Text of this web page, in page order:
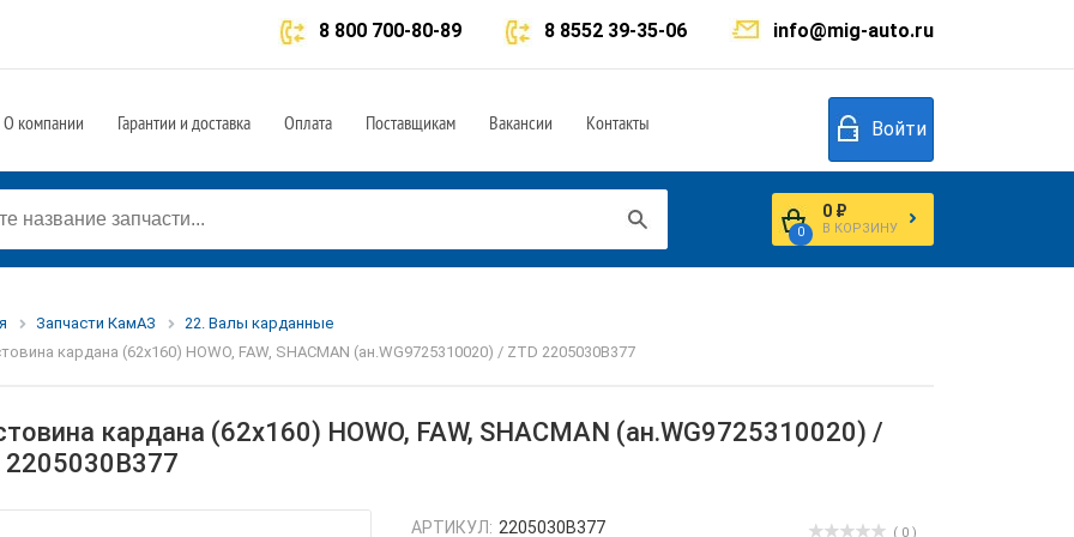
info@mig-auto.ru
8 8552 39-35-06
8 800 700-80-89
О компании Гарантии и доставка Оплата Поставщикам Вакансии Контакты Войти
0
0 ₽
В КОРЗИНУ
Запчасти КамАЗ
22. Валы карданные
кардана (62х160) HOWO, FAW, SHACMAN (ан.WG9725310020) / ZTD 2205030B377
кардана (62х160) HOWO, FAW, SHACMAN (ан.WG9725310020) /
2205030B377
( 0 )
АРТИКУЛ: 2205030B377